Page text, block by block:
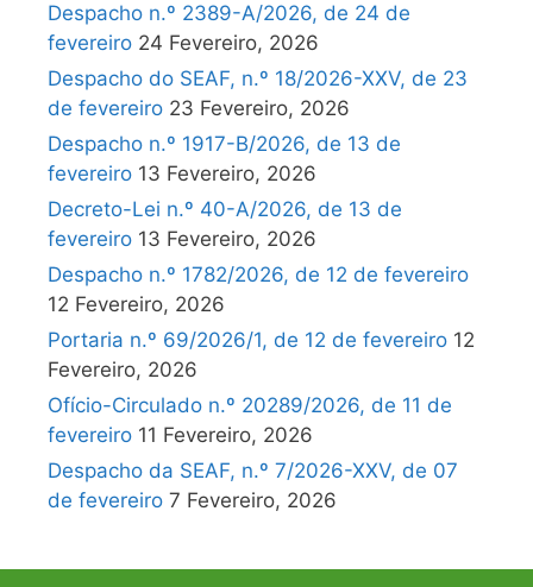
Despacho n.º 2389-A/2026, de 24 de
fevereiro 24 Fevereiro, 2026
Despacho do SEAF, n.º 18/2026-XXV, de 23
de fevereiro 23 Fevereiro, 2026
Despacho n.º 1917-B/2026, de 13 de
fevereiro 13 Fevereiro, 2026
Decreto-Lei n.º 40-A/2026, de 13 de
fevereiro 13 Fevereiro, 2026
Despacho n.º 1782/2026, de 12 de fevereiro
12 Fevereiro, 2026
Portaria n.º 69/2026/1, de 12 de fevereiro 12
Fevereiro, 2026
Ofício-Circulado n.º 20289/2026, de 11 de
fevereiro 11 Fevereiro, 2026
Despacho da SEAF, n.º 7/2026-XXV, de 07
de fevereiro 7 Fevereiro, 2026